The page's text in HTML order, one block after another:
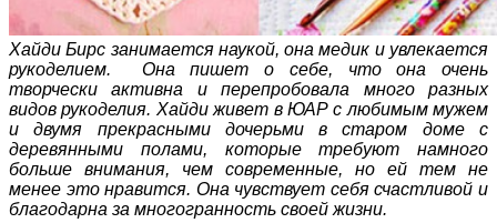
Хайди Бирс занимается наукой, она медик и увлекается
рукоделием. Она пишет о себе, что она очень
творчески активна и перепробовала много разных
видов рукоделия. Хайди живет в ЮАР с любимым мужем
и двумя прекрасными дочерьми в старом доме с
деревянными полами, которые требуют намного
больше внимания, чем современные, но ей тем не
менее это нравится. Она чувствует себя счастливой и
благодарна за многогранность своей жизни.